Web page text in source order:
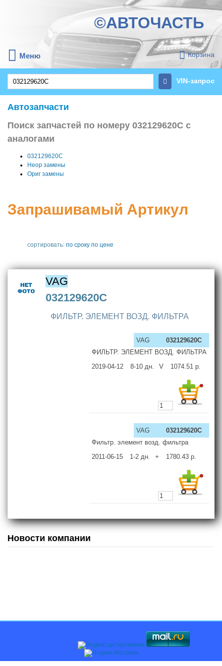
©АВТОЧАСТЬ
Меню Корзина
VIN-запрос
Автозапчасти
Поиск запчастей по номеру 032129620C с
аналогами
032129620C
Неор замены
Ориг замены
Запрашивамый Артикул
сортировать: по сроку по цене
VAG
032129620C
ФИЛЬТР. ЭЛЕМЕНТ ВОЗД. ФИЛЬТРА
VAG
032129620C
ФИЛЬТР. ЭЛЕМЕНТ ВОЗД. ФИЛЬТРА
2019-04-12
8-10 дн. V 1074.51 р.
VAG
032129620C
Фильтр. элемент возд. фильтра
2011-06-15
1-2 дн. + 1780.43 р.
Новости компании